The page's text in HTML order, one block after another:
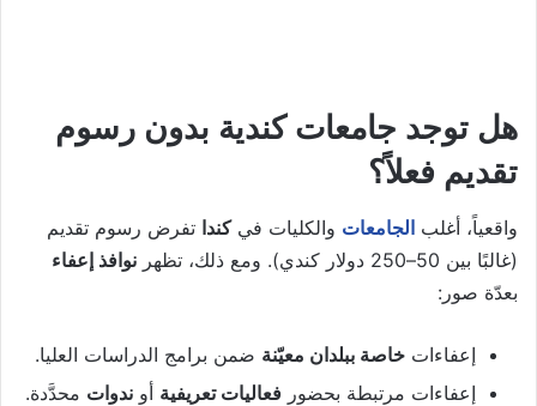
هل توجد جامعات كندية بدون رسوم
تقديم فعلاً؟
واقعياً، أغلب الجامعات والكليات فيكندا تفرض رسوم تقديم
(غالبًا بين 50–250 دولار كندي). ومع ذلك، تظهر
نوافذ إعفاء
بعدّة صور:
إعفاءات خاصة ببلدان معيّنة ضمن برامج الدراسات العليا.
إعفاءات مرتبطة بحضور فعاليات تعريفية أو ندوات محدَّدة.